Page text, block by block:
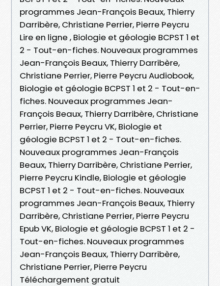
programmes Jean-François Beaux, Thierry
Darribère, Christiane Perrier, Pierre Peycru
Lire en ligne , Biologie et géologie BCPST 1 et
2 - Tout-en-fiches. Nouveaux programmes
Jean-François Beaux, Thierry Darribère,
Christiane Perrier, Pierre Peycru Audiobook,
Biologie et géologie BCPST 1 et 2 - Tout-en-
fiches. Nouveaux programmes Jean-
François Beaux, Thierry Darribère, Christiane
Perrier, Pierre Peycru VK, Biologie et
géologie BCPST 1 et 2 - Tout-en-fiches.
Nouveaux programmes Jean-François
Beaux, Thierry Darribère, Christiane Perrier,
Pierre Peycru Kindle, Biologie et géologie
BCPST 1 et 2 - Tout-en-fiches. Nouveaux
programmes Jean-François Beaux, Thierry
Darribère, Christiane Perrier, Pierre Peycru
Epub VK, Biologie et géologie BCPST 1 et 2 -
Tout-en-fiches. Nouveaux programmes
Jean-François Beaux, Thierry Darribère,
Christiane Perrier, Pierre Peycru
Téléchargement gratuit